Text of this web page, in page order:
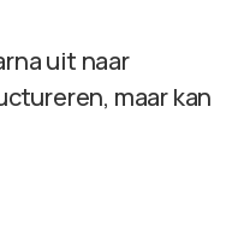
uit naar
maar kan